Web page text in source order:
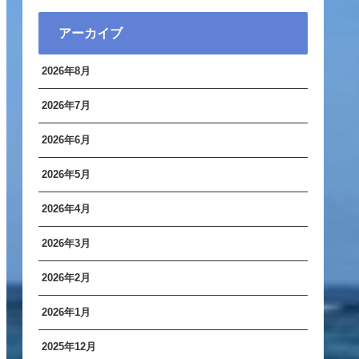
アーカイブ
2026年8月
2026年7月
2026年6月
2026年5月
2026年4月
2026年3月
2026年2月
2026年1月
2025年12月